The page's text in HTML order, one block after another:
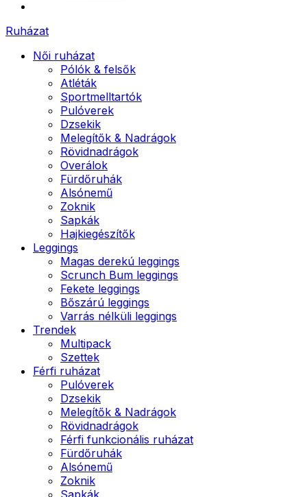
Ruházat
Női ruházat
Pólók & felsők
Atléták
Sportmelltartók
Pulóverek
Dzsekik
Melegítők & Nadrágok
Rövidnadrágok
Overálok
Fürdőruhák
Alsónemű
Zoknik
Sapkák
Hajkiegészítők
Leggings
Magas derekú leggings
Scrunch Bum leggings
Fekete leggings
Bőszárú leggings
Varrás nélküli leggings
Trendek
Multipack
Szettek
Férfi ruházat
Pulóverek
Dzsekik
Melegítők & Nadrágok
Rövidnadrágok
Férfi funkcionális ruházat
Fürdőruhák
Alsónemű
Zoknik
Sapkák